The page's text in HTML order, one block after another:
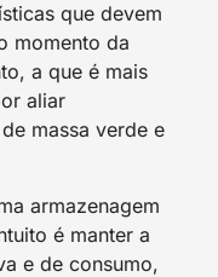
que devem
momento da
a que é mais
aliar
massa verde e
armazenagem
é manter a
e de consumo,